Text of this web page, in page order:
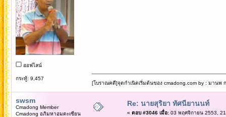
ออฟไลน์
กระทู้: 9,457
[โบราณคดี]จุดกำเนิดเริ่มต้นของ cmadong.com by : มานพ
swsm
Cmadong Member
Cmadong อภิมหาอมตะเซียน
Re: นายสุริยา ทัศนียานนท์
« ตอบ #3046 เมื่อ:03 พฤศจิกายน 2553,